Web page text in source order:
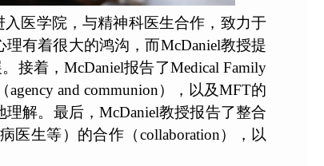
医学院，与精神科医生合作，致力于
有着很大的鸿沟，而McDaniel教授提
接着，McDaniel报告了Medical Family
and communion），以及MFT的
解。最后，McDaniel教授报告了整合
医生等）的合作（collaboration），以